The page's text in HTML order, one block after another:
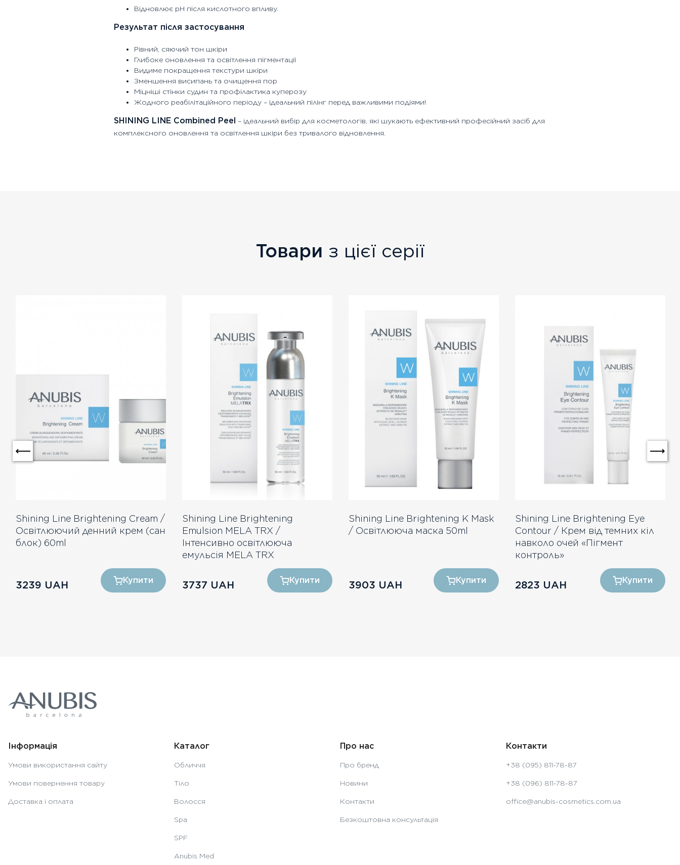
Відновлює pH після кислотного впливу.
Результат після застосування
Рівний, сяючий тон шкіри
Глибоке оновлення та освітлення пігментації
Видиме покращення текстури шкіри
Зменшення висипань та очищення пор
Міцніші стінки судин та профілактика куперозу
Жодного реабілітаційного періоду – ідеальний пілінг перед важливими подіями!
SHINING LINE Combined Peel – ідеальний вибір для косметологів, які шукають ефективний професійний засіб для
комплексного оновлення та освітлення шкіри без тривалого відновлення.
Товари з цієї серії
Shining Line Brightening Cream /
Освітлюючий денний крем (сан
блок) 60ml
3239 UAH Купити
Shining Line Brightening
Emulsion MELA TRX /
Інтенсивно освітлююча
емульсія MELA TRX
3737 UAH Купити
Shining Line Brightening K Mask
/ Освітлююча маска 50ml
3903 UAH Купити
Shining Line Brightening Eye
Contour / Крем від темних кіл
навколо очей «Пігмент
контроль»
2823 UAH Купити
Інформація
Умови використання сайту
Умови повернення товару
Доставка і оплата
Каталог
Обличчя
Тіло
Волосся
Spa
SPF
Anubis Med
Про нас
Про бренд
Новини
Контакти
Безкоштовна консультація
Контакти
+38 (095) 811-78-87
+38 (096) 811-78-87
office@anubis-cosmetics.com.ua